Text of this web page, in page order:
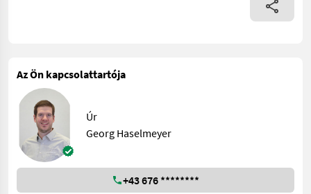
Az Ön kapcsolattartója
Úr
Georg Haselmeyer
+43 676 ********